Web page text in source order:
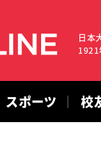
日本
1921
スポーツ 校